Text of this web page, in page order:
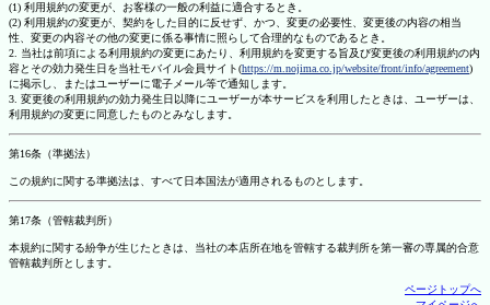
(1) 利用規約の変更が、お客様の一般の利益に適合するとき。
(2) 利用規約の変更が、契約をした目的に反せず、かつ、変更の必要性、変更後の内容の相当
性、変更の内容その他の変更に係る事情に照らして合理的なものであるとき。
2. 当社は前項による利用規約の変更にあたり、利用規約を変更する旨及び変更後の利用規約の内
容とその効力発生日を当社モバイル会員サイト(https://m.nojima.co.jp/website/front/info/agreement)
に掲示し、またはユーザーに電子メール等で通知します。
3. 変更後の利用規約の効力発生日以降にユーザーが本サービスを利用したときは、ユーザーは、
利用規約の変更に同意したものとみなします。
第16条（準拠法）
この規約に関する準拠法は、すべて日本国法が適用されるものとします。
第17条（管轄裁判所）
本規約に関する紛争が生じたときは、当社の本店所在地を管轄する裁判所を第一審の専属的合意
管轄裁判所とします。
ページトップへ